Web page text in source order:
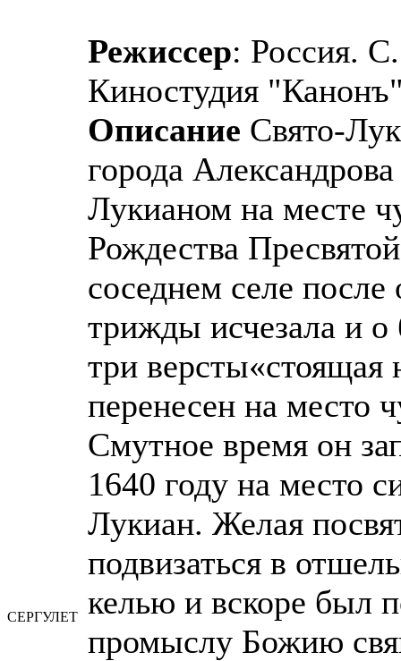
СЕРГУЛЕТ
Режиссер: Россия.
Киностудия
Описание Свято-
города
Лукианом на месте
Рождества
соседнем селе
трижды исчезала и о
три
перенесен на место
Смутное время он
1640 году на место
Лукиан. Желая
подвизаться в
келью и вскоре был
промыслу Божию